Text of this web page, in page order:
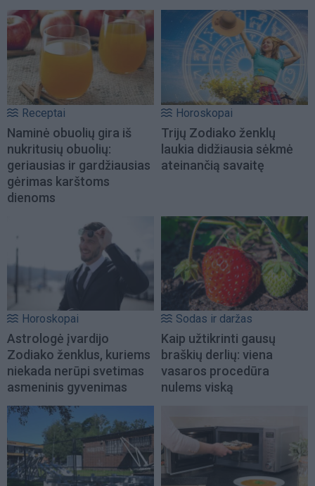
Receptai
Naminė obuolių gira iš
nukritusių obuolių:
geriausias ir gardžiausias
gėrimas karštoms
dienoms
Horoskopai
Trijų Zodiako ženklų
laukia didžiausia sėkmė
ateinančią savaitę
Horoskopai
Astrologė įvardijo
Zodiako ženklus, kuriems
niekada nerūpi svetimas
asmeninis gyvenimas
Sodas ir daržas
Kaip užtikrinti gausų
braškių derlių: viena
vasaros procedūra
nulems viską